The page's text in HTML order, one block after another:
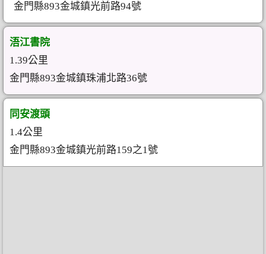
金門縣893金城鎮光前路94號
浯江書院
1.39公里
金門縣893金城鎮珠浦北路36號
同安渡頭
1.4公里
金門縣893金城鎮光前路159之1號